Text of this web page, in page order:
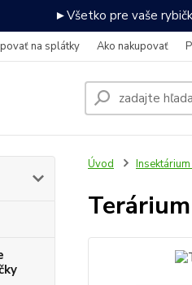
►Všetko pre vaše
na splátky Ako nakupovať
Úvod